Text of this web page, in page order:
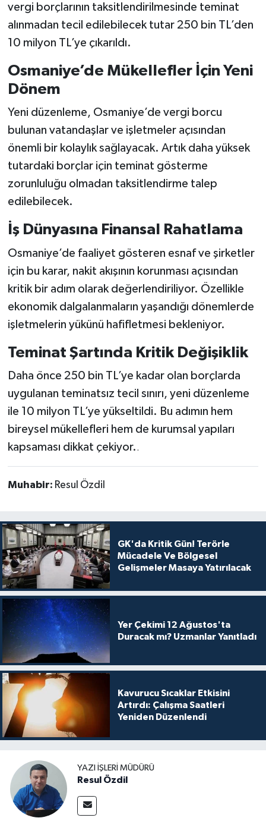
vergi borçlarının taksitlendirilmesinde teminat
alınmadan tecil edilebilecek tutar 250 bin TL’den
10 milyon TL’ye çıkarıldı.
Osmaniye’de Mükellefler İçin Yeni
Dönem
Yeni düzenleme, Osmaniye’de vergi borcu
bulunan vatandaşlar ve işletmeler açısından
önemli bir kolaylık sağlayacak. Artık daha yüksek
tutardaki borçlar için teminat gösterme
zorunluluğu olmadan taksitlendirme talep
edilebilecek.
İş Dünyasına Finansal Rahatlama
Osmaniye’de faaliyet gösteren esnaf ve şirketler
için bu karar, nakit akışının korunması açısından
kritik bir adım olarak değerlendiriliyor. Özellikle
ekonomik dalgalanmaların yaşandığı dönemlerde
işletmelerin yükünü hafifletmesi bekleniyor.
Teminat Şartında Kritik Değişiklik
Daha önce 250 bin TL’ye kadar olan borçlarda
uygulanan teminatsız tecil sınırı, yeni düzenleme
ile 10 milyon TL’ye yükseltildi. Bu adımın hem
bireysel mükellefleri hem de kurumsal yapıları
kapsaması dikkat çekiyor. .
Muhabir: Resul Özdil
GK'da Kritik Gün! Terörle
Mücadele Ve Bölgesel
Gelişmeler Masaya Yatırılacak
Yer Çekimi 12 Ağustos'ta
Duracak mı? Uzmanlar Yanıtladı
Kavurucu Sıcaklar Etkisini
Artırdı: Çalışma Saatleri
Yeniden Düzenlendi
YAZI İŞLERI MÜDÜRÜ
Resul Özdil